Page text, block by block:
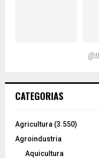
CATEGORIAS
Agricultura (3.550)
Agroindustria
Aquicultura